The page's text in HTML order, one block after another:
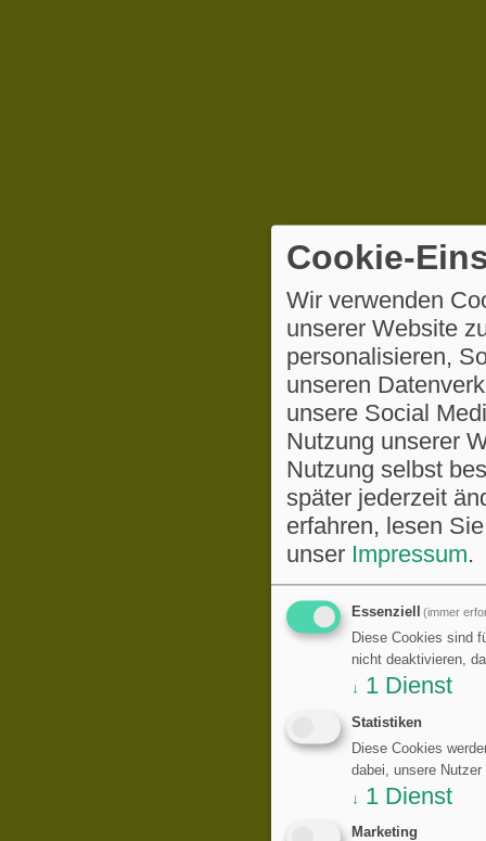
Cookie-
Wir verwenden
unserer Website
personalisieren,
unseren
unsere Social
Nutzung unserer
Nutzung selbst
später jederzeit
erfahren, lesen
unser Impressum.
Essenziell (immer
Diese Cookies sind
nicht deaktivieren,
↓ 1 Dienst
Statistiken
Diese Cookies
dabei, unsere
↓ 1 Dienst
Marketing